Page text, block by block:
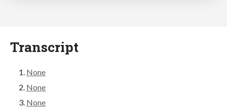
Transcript
None
None
None